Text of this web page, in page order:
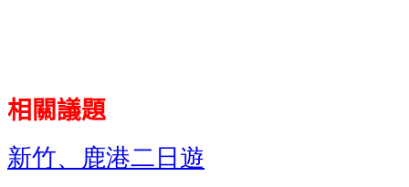
相關議題
新竹、鹿港二日遊